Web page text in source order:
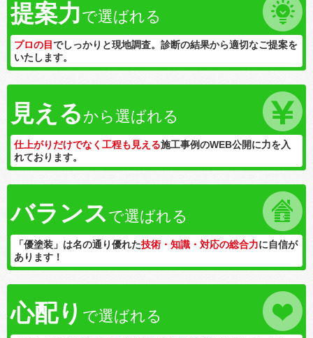
提案力で選ばれる
プロの目でしっかりと現地調査。診断の結果から適切なご提案を
いたします。
見える から選ばれる
仕上がりだけでなく工程も見える施工事例のWEB公開に力を入
れております。
バランスで選ばれる
「優塗装」は名の通り優れた技術・知識・対応の総合力に自信が
あります！
心配り で選ばれる